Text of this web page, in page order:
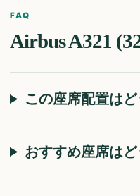
FAQ
Airbus A321
この座席配置は
おすすめ座席は